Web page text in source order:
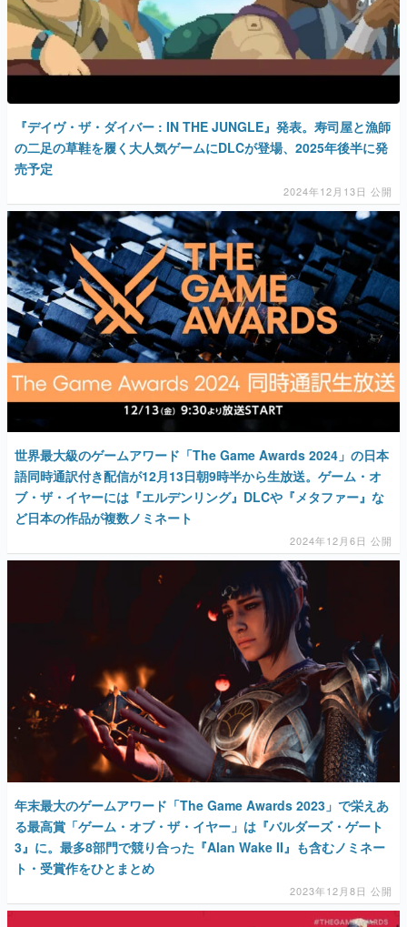
『デイヴ・ザ・ダイバー : IN THE JUNGLE』発表。寿司屋と漁師
の二足の草鞋を履く大人気ゲームにDLCが登場、2025年後半に発
売予定
2024年12月13日 公開
世界最大級のゲームアワード「The Game Awards 2024」の日本
語同時通訳付き配信が12月13日朝9時半から生放送。ゲーム・オ
ブ・ザ・イヤーには『エルデンリング』DLCや『メタファー』な
ど日本の作品が複数ノミネート
2024年12月6日 公開
年末最大のゲームアワード「The Game Awards 2023」で栄えあ
る最高賞「ゲーム・オブ・ザ・イヤー」は『バルダーズ・ゲート
3』に。最多8部門で競り合った『Alan Wake II』も含むノミネー
ト・受賞作をひとまとめ
2023年12月8日 公開